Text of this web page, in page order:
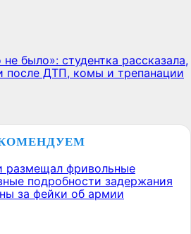
было»: студентка рассказала,
после ДТП, комы и трепанации
размещал фривольные
подробности задержания
за фейки об армии